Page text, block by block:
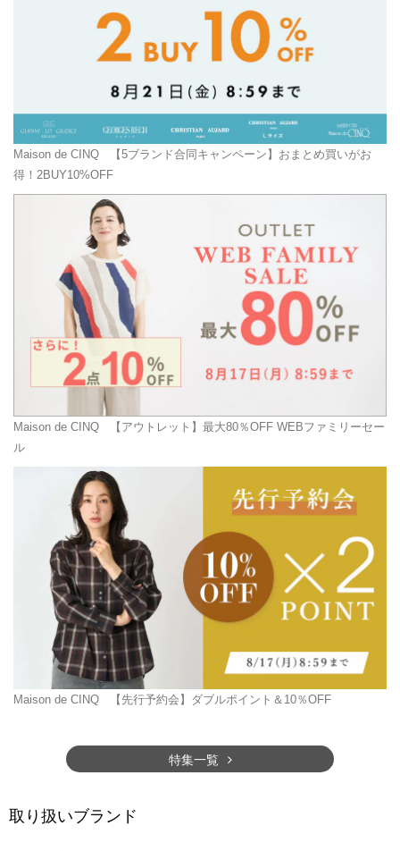
Maison de CINQ 【5ブランド合同キャンペーン】おまとめ買いがお
得！2BUY10%OFF
Maison de CINQ 【アウトレット】最大80％OFF WEBファミリーセー
ル
Maison de CINQ 【先行予約会】ダブルポイント＆10％OFF
特集一覧
取り扱いブランド